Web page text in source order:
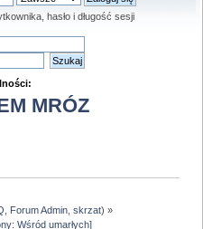
hasło i długość sesji
MRÓZ
Forum Admin ,skrzat) »
Wśród umarłych]